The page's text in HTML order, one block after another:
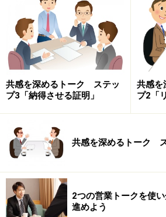
が、スムーズに進むはずがありませ
また、「現在、ホームページから
来店されていますか？」「ホーム
質問を早々に行うのも考えものです
派。
大切なのは、見込客の気持ちを推し
気分良く答えられるような質問を行
とは言え、複雑に考えすぎる必要は
共感を深めるトーク ステッ
プ3「納得させる証明」
共感
プ2「
共感を深めるトーク
2つの営業トークを使
進めよう